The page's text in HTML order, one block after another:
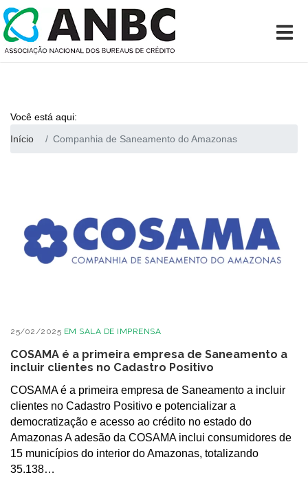
Você está aqui:
Início
Companhia de Saneamento do Amazonas
25/02/2025 EM SALA DE IMPRENSA
COSAMA é a primeira empresa de Saneamento a
incluir clientes no Cadastro Positivo
COSAMA é a primeira empresa de Saneamento a incluir
clientes no Cadastro Positivo e potencializar a
democratização e acesso ao crédito no estado do
Amazonas A adesão da COSAMA inclui consumidores de
15 municípios do interior do Amazonas, totalizando
35.138…